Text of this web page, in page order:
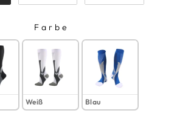
Farbe
Weiß Blau